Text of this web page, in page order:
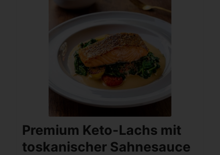
Premium Keto-Lachs mit
toskanischer Sahnesauce